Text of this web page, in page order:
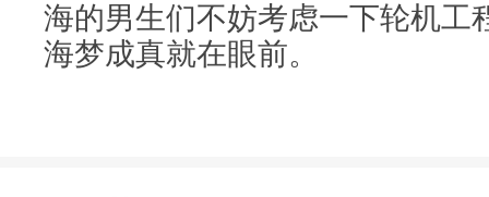
海的男生们不妨考虑一下轮机工
海梦成真就在眼前。